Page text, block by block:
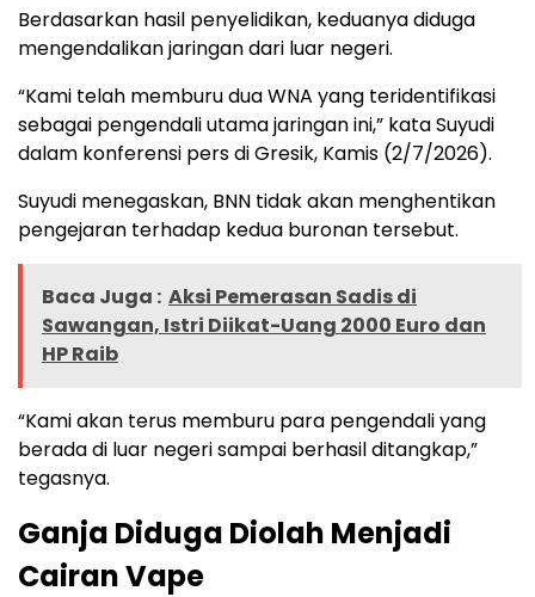
Berdasarkan hasil penyelidikan, keduanya diduga
mengendalikan jaringan dari luar negeri.
“Kami telah memburu dua WNA yang teridentifikasi
sebagai pengendali utama jaringan ini,” kata Suyudi
dalam konferensi pers di Gresik, Kamis (2/7/2026).
Suyudi menegaskan, BNN tidak akan menghentikan
pengejaran terhadap kedua buronan tersebut.
Baca Juga : Aksi Pemerasan Sadis di
Sawangan, Istri Diikat-Uang 2000 Euro dan
HP Raib
“Kami akan terus memburu para pengendali yang
berada di luar negeri sampai berhasil ditangkap,”
tegasnya.
Ganja Diduga Diolah Menjadi
Cairan Vape